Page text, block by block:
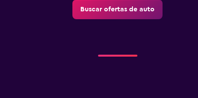
Buscar ofertas de auto